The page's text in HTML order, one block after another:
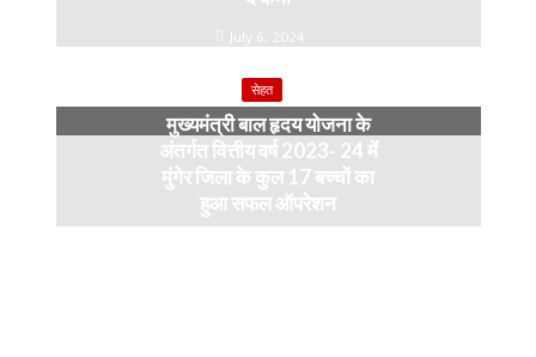
July 6, 2024
सेहत
मुख्यमंत्री बाल हृदय योजना के
अंतर्गत वित्तीय वर्ष 2023- 24 में
मुंगेर जिला के कुल 17 बच्चों का
हुआ सफल ऑपरेशन